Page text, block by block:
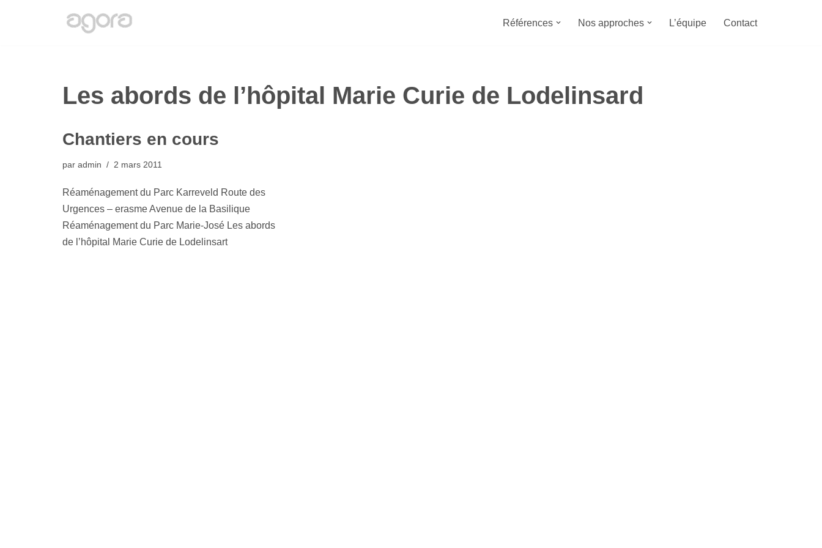
Références Nos approches L’équipe Contact
Les abords de l’hôpital Marie Curie de Lodelinsard
Chantiers en cours
par admin 2 mars 2011
Réaménagement du Parc Karreveld Route des
Urgences – erasme Avenue de la Basilique
Réaménagement du Parc Marie-José Les abords
de l’hôpital Marie Curie de Lodelinsart